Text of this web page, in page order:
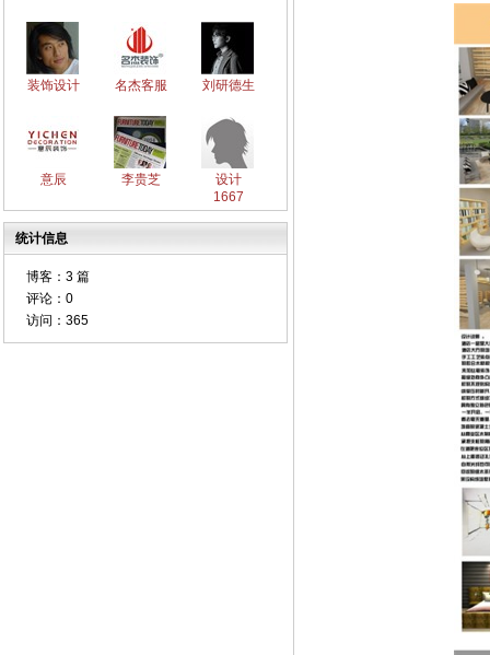
装饰设计 名杰客服 刘研德生
意辰 李贵芝
设计
1667
统计信息
博客： 3 篇
评论： 0
访问： 365